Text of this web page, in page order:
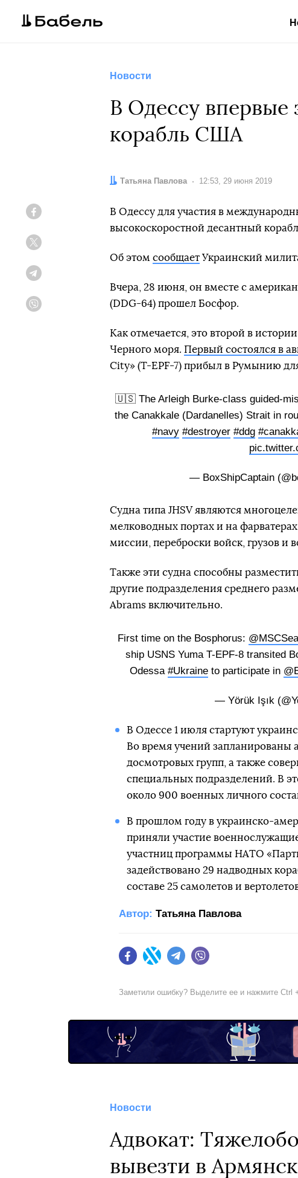
Новости
В Одессу впервые
корабль США
Автор:
Татьяна Павлова Дата:
12:53, 29 июня 2019
В Одессу для участия в
высокоскоростной десантный
Об этом сообщает Украинский
Вчера, 28 июня, он вместе с
(DDG-64) прошел Босфор.
Как отмечается, это второй в
Черного моря. Первый состоялся в
City» (T-EPF-7) прибыл в Румынию
🇺🇸 The Arleigh Burke-class guided-
the Canakkale (Dardanelles) Strait in
#navy #destroyer #ddg
— BoxShipCaptain
Судна типа JHSV являются
мелководных портах и на
миссии, переброски войск, грузов и
Также эти судна способны
другие подразделения среднего
Abrams включительно.
First time on the Bosphorus:
ship USNS Yuma T-EPF-8 transited
Odessa #Ukraineto participate in
— Yörük Işık
В Одессе 1 июля стартуют
Во время учений запланированы
досмотровых групп, а также
специальных подразделений. В
около 900 военных личного
В прошлом году в украинско-
приняли участие
участниц программы НАТО
задействовано 29 надводных
составе 25 самолетов и
Автор: Татьяна Павлова
FacebookTwitter Telegram
Заметили ошибку? Выделите ее и нажмите Ctrl
Новости
Адвокат:
вывезти в Армянск